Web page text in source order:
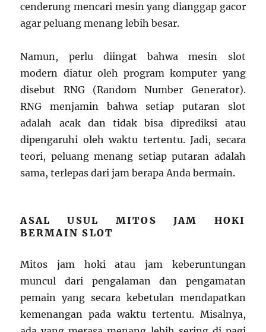
cenderung mencari mesin yang dianggap gacor
agar peluang menang lebih besar.
Namun, perlu diingat bahwa mesin slot
modern diatur oleh program komputer yang
disebut RNG (Random Number Generator).
RNG menjamin bahwa setiap putaran slot
adalah acak dan tidak bisa diprediksi atau
dipengaruhi oleh waktu tertentu. Jadi, secara
teori, peluang menang setiap putaran adalah
sama, terlepas dari jam berapa Anda bermain.
ASAL USUL MITOS JAM HOKI
BERMAIN SLOT
Mitos jam hoki atau jam keberuntungan
muncul dari pengalaman dan pengamatan
pemain yang secara kebetulan mendapatkan
kemenangan pada waktu tertentu. Misalnya,